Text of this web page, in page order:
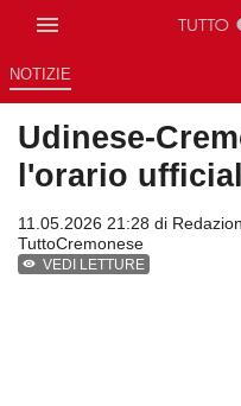
NOTIZIE
Udinese-
l'orario
11.05.2026 21:28 di
TuttoCremonese
VEDI LETTURE